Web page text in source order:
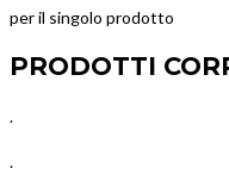
per il singolo prodotto
PRODOTTI
.
.